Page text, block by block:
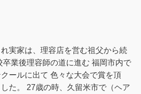
実家は、理容店を営む祖父から続
卒業後理容師の道に進む 福岡市内で
ールに出て 色々な大会で賞を頂
た。 27歳の時、久留米市で（ヘア